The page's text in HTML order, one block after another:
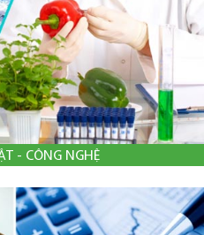
- CÔNG NGHỆ